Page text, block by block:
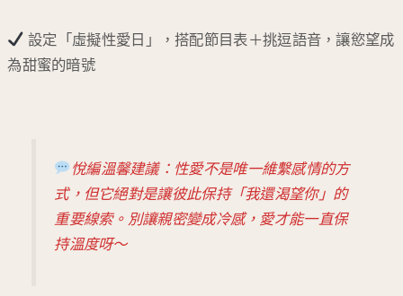
設定「虛擬性愛日」，搭配節目表＋挑逗語音，讓慾望成
為甜蜜的暗號
悅編溫馨建議：性愛不是唯一維繫感情的方
式，但它絕對是讓彼此保持「我還渴望你」的
重要線索。別讓親密變成冷感，愛才能一直保
持溫度呀～